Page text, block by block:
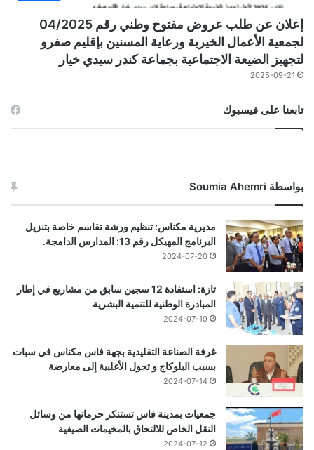
إعلان عن طلب عروض مفتوح وطني رقم 04/2025
لجمعية الأعمال الخيرية ورعاية المسنين بإقليم صفرو
لتجهيز الضيعة الاجتماعية بجماعة كندر سيدي خيار
2025-09-21
تابعنا على فيسبوك
بواسطة Soumia Ahemri
مديرية مكناس: تنظيم ورشة تقاسم خاصة بتنزيل
البرنامج المهيكل رقم 13: المدارس الدامجة.
2024-07-20
تازة: استفادة 12 سجين سابق من مشاريع في إطار
المبادرة الوطنية للتنمية البشرية
2024-07-19
غرفة الصناعة التقليدية بجهة فاس مكناس في سبات
بسبب البلوكاج و تحول الأغلبية إلى معارضة
2024-07-14
جمعيات بمدينة فاس تستنكر حرمانها من وسائل
النقل الخاص للالتحاق بالمخيمات الصيفية
2024-07-12